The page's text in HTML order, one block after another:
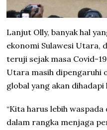
Lanjut Olly, banyak hal
ekonomi Sulawesi Utara,
teruji sejak masa Covid-
Utara masih dipengaruhi
global yang akan dihadapi
“Kita harus lebih
dalam rangka menjaga